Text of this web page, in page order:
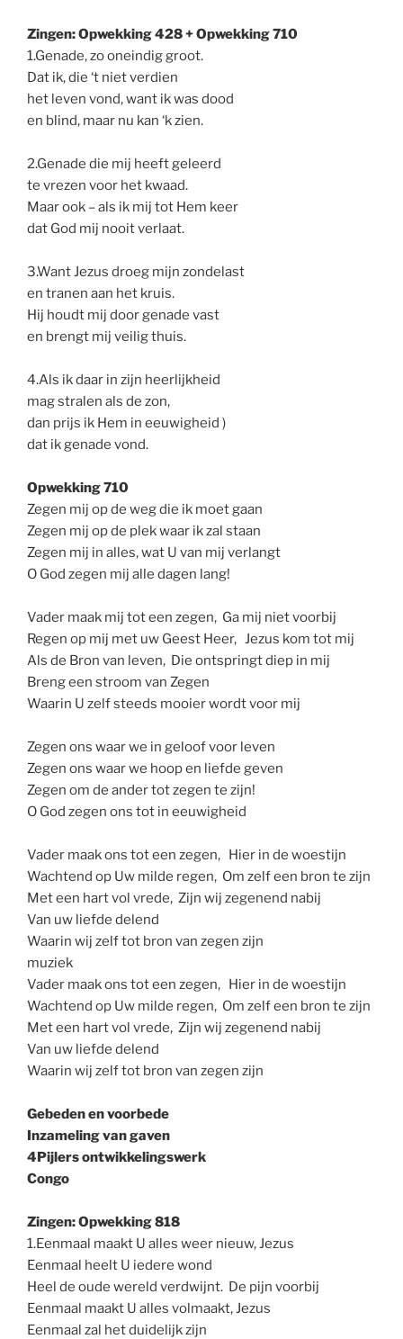
Zingen: Opwekking 428 + Opwekking 710
1.Genade, zo oneindig groot.
Dat ik, die ‘t niet verdien
het leven vond, want ik was dood
en blind, maar nu kan ‘k zien.
2.Genade die mij heeft geleerd
te vrezen voor het kwaad.
Maar ook – als ik mij tot Hem keer
dat God mij nooit verlaat.
3.Want Jezus droeg mijn zondelast
en tranen aan het kruis.
Hij houdt mij door genade vast
en brengt mij veilig thuis.
4.Als ik daar in zijn heerlijkheid
mag stralen als de zon,
dan prijs ik Hem in eeuwigheid )
dat ik genade vond.
Opwekking 710
Zegen mij op de weg die ik moet gaan
Zegen mij op de plek waar ik zal staan
Zegen mij in alles, wat U van mij verlangt
O God zegen mij alle dagen lang!
Vader maak mij tot een zegen, Ga mij niet voorbij
Regen op mij met uw Geest Heer, Jezus kom tot mij
Als de Bron van leven, Die ontspringt diep in mij
Breng een stroom van Zegen
Waarin U zelf steeds mooier wordt voor mij
Zegen ons waar we in geloof voor leven
Zegen ons waar we hoop en liefde geven
Zegen om de ander tot zegen te zijn!
O God zegen ons tot in eeuwigheid
Vader maak ons tot een zegen, Hier in de woestijn
Wachtend op Uw milde regen, Om zelf een bron te zijn
Met een hart vol vrede, Zijn wij zegenend nabij
Van uw liefde delend
Waarin wij zelf tot bron van zegen zijn
muziek
Vader maak ons tot een zegen, Hier in de woestijn
Wachtend op Uw milde regen, Om zelf een bron te zijn
Met een hart vol vrede, Zijn wij zegenend nabij
Van uw liefde delend
Waarin wij zelf tot bron van zegen zijn
Gebeden en voorbede
Inzameling van gaven
4Pijlers ontwikkelingswerk
Congo
Zingen: Opwekking 818
1.Eenmaal maakt U alles weer nieuw, Jezus
Eenmaal heelt U iedere wond
Heel de oude wereld verdwijnt. De pijn voorbij
Eenmaal maakt U alles volmaakt, Jezus
Eenmaal zal het duidelijk zijn